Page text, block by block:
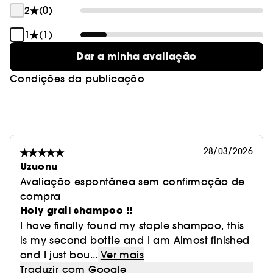
2
(0)
1
(1)
Dar a minha avaliação
Condições da publicação
28/03/2026
Uzuonu
Avaliação espontânea sem confirmação de
compra
Holy grail shampoo !!
I have finally found my staple shampoo, this
is my second bottle and I am Almost finished
and I just bou... Ver mais
Traduzir com Google